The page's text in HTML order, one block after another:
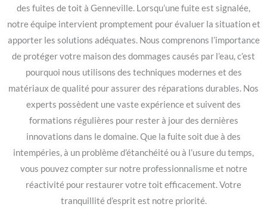
des fuites de toit à Genneville. Lorsqu’une fuite est signalée,
notre équipe intervient promptement pour évaluer la situation et
apporter les solutions adéquates. Nous comprenons l’importance
de protéger votre maison des dommages causés par l’eau, c’est
pourquoi nous utilisons des techniques modernes et des
matériaux de qualité pour assurer des réparations durables. Nos
experts possèdent une vaste expérience et suivent des
formations régulières pour rester à jour des dernières
innovations dans le domaine. Que la fuite soit due à des
intempéries, à un problème d’étanchéité ou à l’usure du temps,
vous pouvez compter sur notre professionnalisme et notre
réactivité pour restaurer votre toit efficacement. Votre
tranquillité d’esprit est notre priorité.